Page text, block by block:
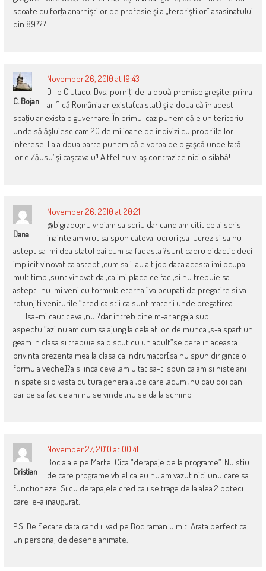
scoate cu forţa anarhiştilor de profesie şi a „teroriştilor” asasinatului
din 89???
C. Bojan
November 26, 2010 at 19:43
D-le Ciutacu. Dvs. porniţi de la două premise greşite: prima
ar fi că România ar exista(ca stat) şi a doua că în acest
spaţiu ar exista o guvernare. În primul caz punem că e un teritoriu
unde sălăşluiesc cam 20 de milioane de indivizi cu propriile lor
interese. La a doua parte punem că e vorba de o gaşcă unde tatăl
lor e Zăusu’ şi caşcavalu’! Altfel nu v-aş contrazice nici o silabă!
Dana
November 26, 2010 at 20:21
@bigradu;nu vroiam sa scriu dar cand am citit ce ai scris
inainte am vrut sa spun cateva lucruri ;sa lucrez si sa nu
astept sa-mi dea statul pai cum sa fac asta ?sunt cadru didactic deci
implicit vinovat ca astept ,cum sa i-au alt job daca acesta imi ocupa
mult timp ,sunt vinovat da ,ca imi place ce fac ,si nu trebuie sa
astept [nu-mi veni cu formula eterna “va ocupati de pregatire si va
rotunjiti veniturile “cred ca stii ca sunt materii unde pregatirea
…….]sa-mi caut ceva ,nu ?dar intreb cine m-ar angaja sub
aspectul”azi nu am cum sa ajung la celalat loc de munca ,s-a spart un
geam in clasa si trebuie sa discut cu un adult”se cere in aceasta
privinta prezenta mea la clasa ca indrumator[sa nu spun diriginte o
formula veche]?a si inca ceva ,am uitat sa-ti spun ca am si niste ani
in spate si o vasta cultura generala ,pe care ,acum ,nu dau doi bani
dar ce sa fac ce am nu se vinde ,nu se da la schimb
Cristian
November 27, 2010 at 00:41
Boc ala e pe Marte. Cica “derapaje de la programe”. Nu stiu
de care programe vb el ca eu nu am vazut nici unu care sa
functioneze. Si cu derapajele cred ca i se trage de la alea 2 poteci
care le-a inaugurat.
P.S. De fiecare data cand il vad pe Boc raman uimit. Arata perfect ca
un personaj de desene animate.